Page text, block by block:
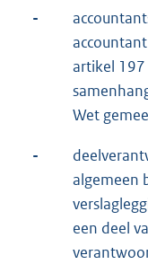
-
artikel 197
Wet
-
algemeen
een deel